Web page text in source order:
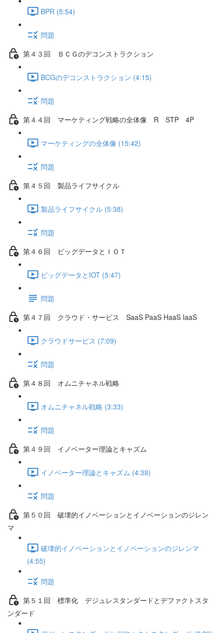
BPR (5:54)
問題
第４３回 ＢＣＧのデコンストラクション
BCGのデコンストラクション (4:15)
問題
第４４回 マーケティング戦略の全体像 R STP 4P
マーケティングの全体像 (15:42)
問題
第４５回 製品ライフサイクル
製品ライフサイクル (5:38)
問題
第４６回 ビッグデータとＩＯＴ
ビッグデータとIOT (5:47)
問題
第４７回 クラウド・サービス SaaS PaaS HaaS IaaS
クラウドサービス (7:09)
問題
第４８回 オムニチャネル戦略
オムニチャネル戦略 (3:33)
問題
第４９回 イノベーター理論とキャズム
イノベーター理論とキャズム (4:38)
問題
第５０回 破壊的イノベーションとイノベーションのジレン
マ
破壊的イノベーションとイノベーションのジレンマ
(4:55)
問題
第５１回 標準化 デジュレスタンダードとデファクトスタ
ンダード